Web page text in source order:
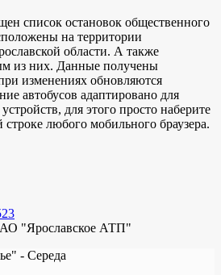
список остановок общественного
на территории
области. А также
из них. Данные получены
изменениях обновляются
автобусов адаптировано для
для этого просто наберите
строке любого мобильного браузера.
АО "Ярославское АТП"
- Середа